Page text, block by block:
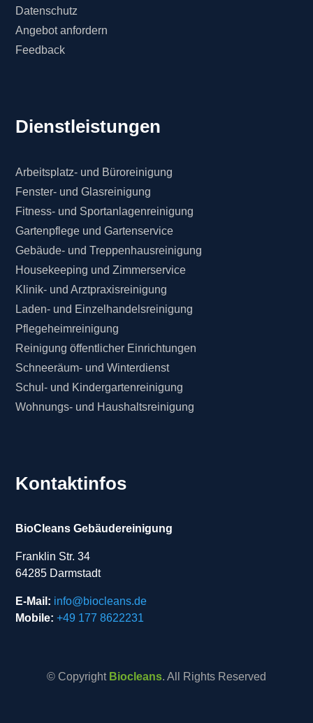
Datenschutz
Angebot anfordern
Feedback
Dienstleistungen
Arbeitsplatz- und Büroreinigung
Fenster- und Glasreinigung
Fitness- und Sportanlagenreinigung
Gartenpflege und Gartenservice
Gebäude- und Treppenhausreinigung
Housekeeping und Zimmerservice
Klinik- und Arztpraxisreinigung
Laden- und Einzelhandelsreinigung
Pflegeheimreinigung
Reinigung öffentlicher Einrichtungen
Schneeräum- und Winterdienst
Schul- und Kindergartenreinigung
Wohnungs- und Haushaltsreinigung
Kontaktinfos
BioCleans Gebäudereinigung
Franklin Str. 34
64285 Darmstadt
E-Mail: info@biocleans.de
Mobile: +49 177 8622231
© Copyright Biocleans. All Rights Reserved